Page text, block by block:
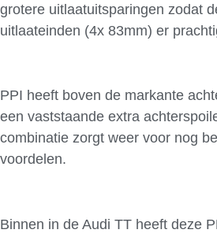
grotere uitlaatuitsparingen zodat
uitlaateinden (4x 83mm) er
PPI heeft boven de markante
een vaststaande extra
combinatie zorgt weer voor nog
voordelen.
Binnen in de Audi TT heeft deze